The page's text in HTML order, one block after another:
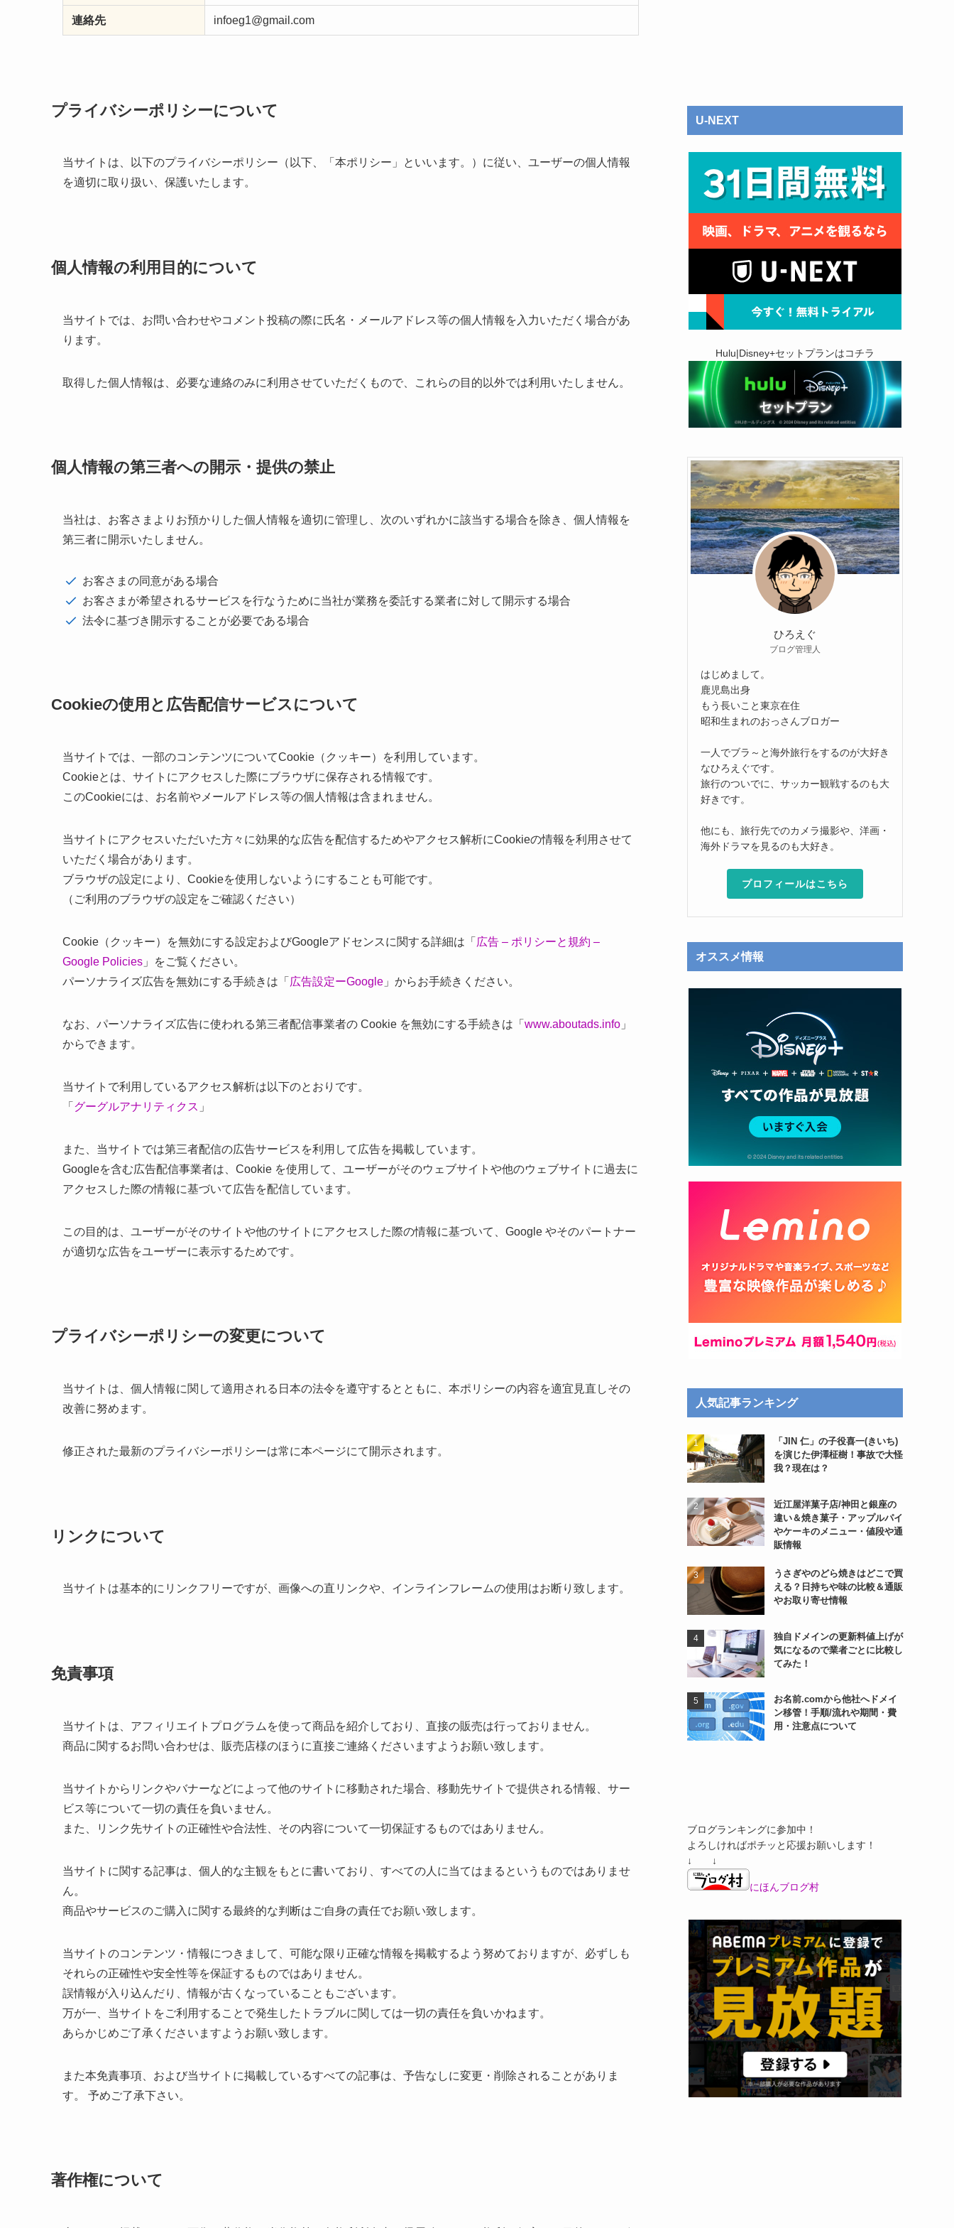
連絡先 infoeg1@gmail.com
プライバシーポリシーについて
当サイトは、以下のプライバシーポリシー（以下、「本ポリシー」といいます。）に従い、ユーザーの個人情報
を適切に取り扱い、保護いたします。
個人情報の利用目的について
当サイトでは、お問い合わせやコメント投稿の際に氏名・メールアドレス等の個人情報を入力いただく場合があ
ります。
取得した個人情報は、必要な連絡のみに利用させていただくもので、これらの目的以外では利用いたしません。
個人情報の第三者への開示・提供の禁止
当社は、お客さまよりお預かりした個人情報を適切に管理し、次のいずれかに該当する場合を除き、個人情報を
第三者に開示いたしません。
お客さまの同意がある場合
お客さまが希望されるサービスを行なうために当社が業務を委託する業者に対して開示する場合
法令に基づき開示することが必要である場合
Cookieの使用と広告配信サービスについて
当サイトでは、一部のコンテンツについてCookie（クッキー）を利用しています。
Cookieとは、サイトにアクセスした際にブラウザに保存される情報です。
このCookieには、お名前やメールアドレス等の個人情報は含まれません。
当サイトにアクセスいただいた方々に効果的な広告を配信するためやアクセス解析にCookieの情報を利用させて
いただく場合があります。
ブラウザの設定により、Cookieを使用しないようにすることも可能です。
（ご利用のブラウザの設定をご確認ください）
Cookie（クッキー）を無効にする設定およびGoogleアドセンスに関する詳細は「 広告 – ポリシーと規約 –
Google Policies 」をご覧ください。
パーソナライズ広告を無効にする手続きは「 広告設定ーGoogle 」からお手続きください。
なお、パーソナライズ広告に使われる第三者配信事業者の Cookie を無効にする手続きは「 www.aboutads.info 」
からできます。
当サイトで利用しているアクセス解析は以下のとおりです。
「 グーグルアナリティクス 」
また、当サイトでは第三者配信の広告サービスを利用して広告を掲載しています。
Googleを含む広告配信事業者は、Cookie を使用して、ユーザーがそのウェブサイトや他のウェブサイトに過去に
アクセスした際の情報に基づいて広告を配信しています。
この目的は、ユーザーがそのサイトや他のサイトにアクセスした際の情報に基づいて、Google やそのパートナー
が適切な広告をユーザーに表示するためです。
プライバシーポリシーの変更について
当サイトは、個人情報に関して適用される日本の法令を遵守するとともに、本ポリシーの内容を適宜見直しその
改善に努めます。
修正された最新のプライバシーポリシーは常に本ページにて開示されます。
リンクについて
当サイトは基本的にリンクフリーですが、画像への直リンクや、インラインフレームの使用はお断り致します。
免責事項
当サイトは、アフィリエイトプログラムを使って商品を紹介しており、直接の販売は行っておりません。
商品に関するお問い合わせは、販売店様のほうに直接ご連絡くださいますようお願い致します。
当サイトからリンクやバナーなどによって他のサイトに移動された場合、移動先サイトで提供される情報、サー
ビス等について一切の責任を負いません。
また、リンク先サイトの正確性や合法性、その内容について一切保証するものではありません。
当サイトに関する記事は、個人的な主観をもとに書いており、すべての人に当てはまるというものではありませ
ん。
商品やサービスのご購入に関する最終的な判断はご自身の責任でお願い致します。
当サイトのコンテンツ・情報につきまして、可能な限り正確な情報を掲載するよう努めておりますが、必ずしも
それらの正確性や安全性等を保証するものではありません。
誤情報が入り込んだり、情報が古くなっていることもございます。
万が一、当サイトをご利用することで発生したトラブルに関しては一切の責任を負いかねます。
あらかじめご了承くださいますようお願い致します。
また本免責事項、および当サイトに掲載しているすべての記事は、予告なしに変更・削除されることがありま
す。 予めご了承下さい。
著作権について
U-NEXT
Hulu|Disney+セットプランはコチラ
ひろえぐ
ブログ管理人
はじめまして。
鹿児島出身
もう長いこと東京在住
昭和生まれのおっさんブロガー
一人でブラ～と海外旅行をするのが大好き
なひろえぐです。
旅行のついでに、サッカー観戦するのも大
好きです。
他にも、旅行先でのカメラ撮影や、洋画・
海外ドラマを見るのも大好き。
プロフィールはこちら
オススメ情報
人気記事ランキング
「JIN 仁」の子役喜一(きいち)
を演じた伊澤柾樹！事故で大怪
我？現在は？
近江屋洋菓子店/神田と銀座の
違い＆焼き菓子・アップルパイ
やケーキのメニュー・値段や通
販情報
うさぎやのどら焼きはどこで買
える？日持ちや味の比較＆通販
やお取り寄せ情報
独自ドメインの更新料値上げが
気になるので業者ごとに比較し
てみた！
お名前.comから他社へドメイ
ン移管！手順/流れや期間・費
用・注意点について
ブログランキングに参加中！
よろしければポチッと応援お願いします！
↓ ↓
にほんブログ村